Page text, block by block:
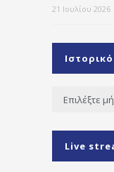
21 Ιουλίου 2026
Ιστορικό
Ιστορικό
Live